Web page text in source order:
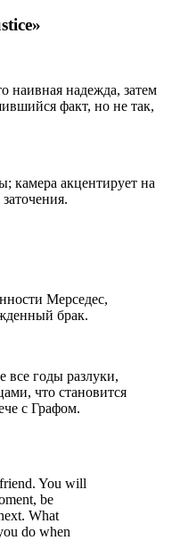
наивная надежда, затем
факт, но не так,
камера акцентирует на
Мерседес,
брак.
все годы разлуки,
что становится
с Графом.
You will
be
What
do when